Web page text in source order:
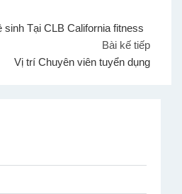
Tại CLB California fitness
Bài kế tiếp
Vị trí Chuyên viên tuyển dụng